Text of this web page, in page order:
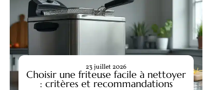
Choisir une friteuse facile à nettoyer
: critères et recommandations
23 juillet 2026